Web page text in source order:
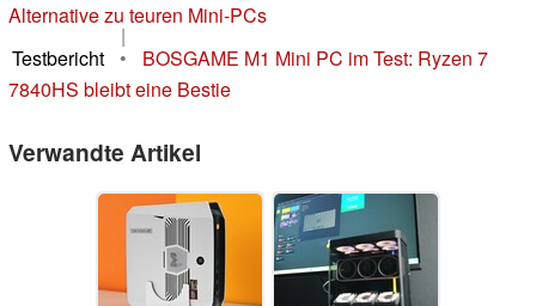
Alternative zu teuren Mini-PCs
|
Testbericht
•
BOSGAME M1 Mini PC im Test: Ryzen 7
7840HS bleibt eine Bestie
Verwandte Artikel